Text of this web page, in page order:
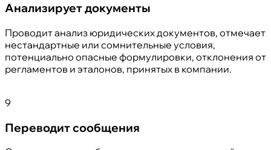
Анализирует документы
Проводит анализ юридических документов, отмечает
нестандартные или сомнительные условия,
потенциально опасные формулировки, отклонения от
регламентов и эталонов, принятых в компании.
9
Переводит сообщения